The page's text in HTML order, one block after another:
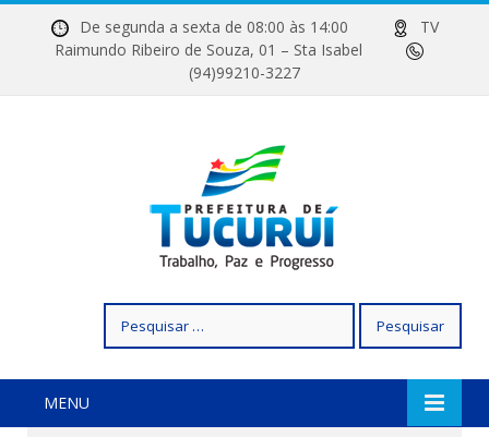
De segunda a sexta de 08:00 às 14:00
TV
Raimundo Ribeiro de Souza, 01 – Sta Isabel
(94)99210-3227
por:
MENU